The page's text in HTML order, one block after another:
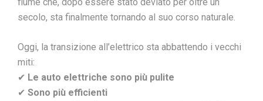
secolo, sta finalmente tornando al suo corso naturale.
Oggi, la transizione all’elettrico sta abbattendo i vecchi
miti:
✔ Le auto elettriche sono più pulite
✔ Sono più efficienti